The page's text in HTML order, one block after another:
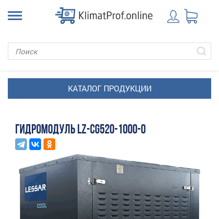
ГИДРОМОДУЛЬ LZ-CG520-1000-O